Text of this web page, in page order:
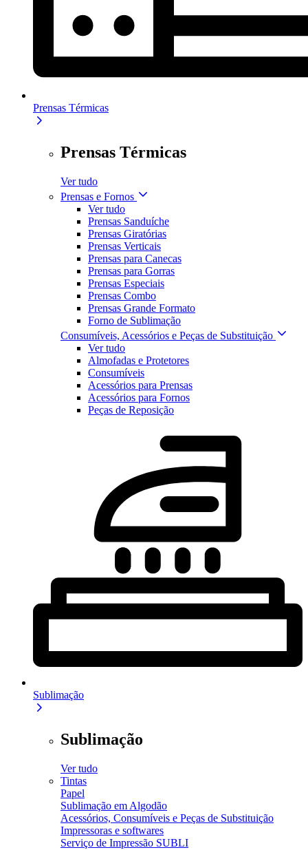
Prensas Térmicas
Prensas Térmicas
Ver tudo
Prensas e Fornos
Ver tudo
Prensas Sanduíche
Prensas Giratórias
Prensas Verticais
Prensas para Canecas
Prensas para Gorras
Prensas Especiais
Prensas Combo
Prensas Grande Formato
Forno de Sublimação
Consumíveis, Acessórios e Peças de Substituição
Ver tudo
Almofadas e Protetores
Consumíveis
Acessórios para Prensas
Acessórios para Fornos
Peças de Reposição
Sublimação
Sublimação
Ver tudo
Tintas
Papel
Sublimação em Algodão
Acessórios, Consumíveis e Peças de Substituição
Impressoras e softwares
Serviço de Impressão SUBLI